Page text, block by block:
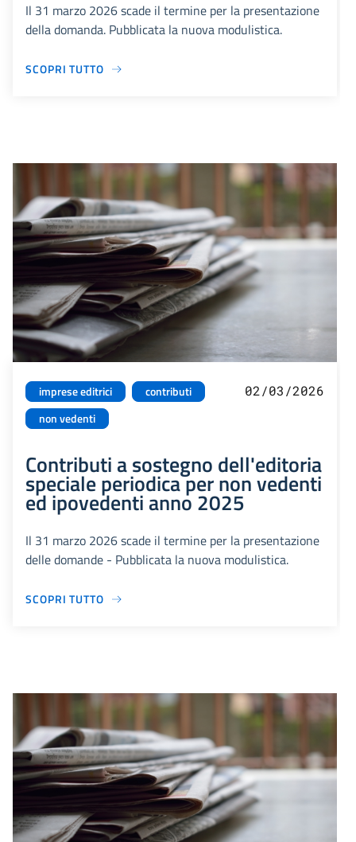
Il 31 marzo 2026 scade il termine per la presentazione
della domanda. Pubblicata la nuova modulistica.
SCOPRI TUTTO
imprese editrici
contributi
non vedenti
02/03/2026
Contributi a sostegno dell'editoria
speciale periodica per non vedenti
ed ipovedenti anno 2025
Il 31 marzo 2026 scade il termine per la presentazione
delle domande - Pubblicata la nuova modulistica.
SCOPRI TUTTO